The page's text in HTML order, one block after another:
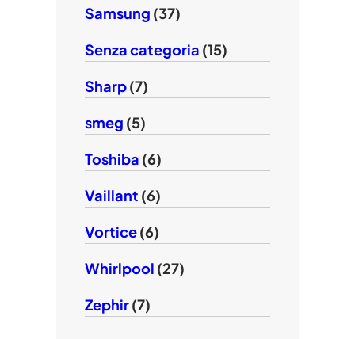
Samsung (37)
Senza categoria (15)
Sharp(7)
smeg (5)
Toshiba (6)
Vaillant (6)
Vortice(6)
Whirlpool (27)
Zephir(7)